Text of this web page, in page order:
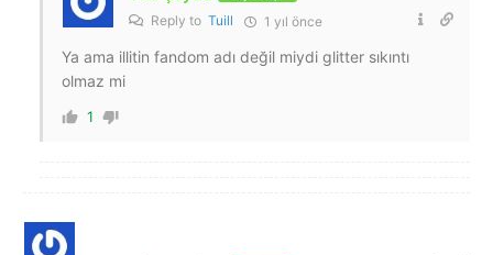
Reply to Tuill 1 yıl önce
Ya ama illitin fandom adı değil miydi glitter sıkıntı
olmaz mi
1